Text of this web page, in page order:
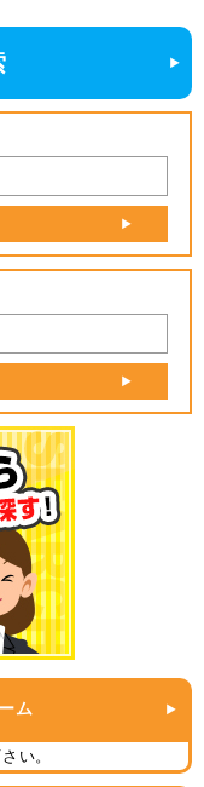
ム
い。